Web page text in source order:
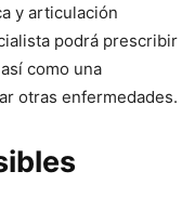
y articulación
podrá prescribir
como una
otras enfermedades.